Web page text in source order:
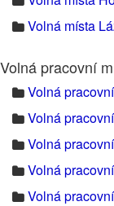
Volná místa
Volná pracovní
Volná
Volná
Volná
Volná
Volná